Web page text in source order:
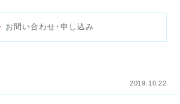
お問い合わせ･申し込み
2019.10.22